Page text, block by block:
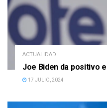
ACTUALIDAD
Joe Biden da positivo
17 JULIO, 2024